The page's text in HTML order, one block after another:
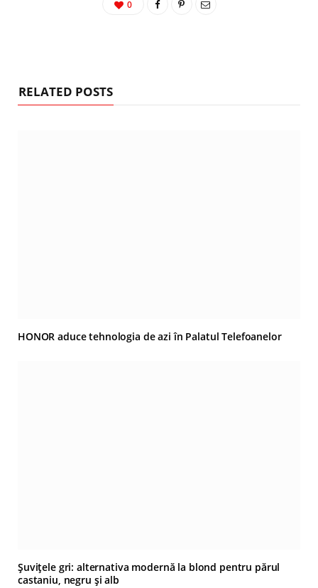
0
RELATED POSTS
HONOR aduce tehnologia de azi în Palatul Telefoanelor
Șuvițele gri: alternativa modernă la blond pentru părul
castaniu, negru și alb